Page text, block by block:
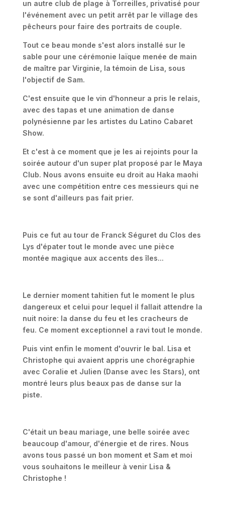
un autre club de plage à Torreilles, privatisé pour
l'événement avec un petit arrêt par le village des
pêcheurs pour faire des portraits de couple.
Tout ce beau monde s'est alors installé sur le
sable pour une cérémonie laïque menée de main
de maître par Virginie, la témoin de Lisa, sous
l'objectif de Sam.
C'est ensuite que le vin d'honneur a pris le relais,
avec des tapas et une animation de danse
polynésienne par les artistes du Latino Cabaret
Show.
Et c'est à ce moment que je les ai rejoints pour la
soirée autour d'un super plat proposé par le Maya
Club. Nous avons ensuite eu droit au Haka maohi
avec une compétition entre ces messieurs qui ne
se sont d'ailleurs pas fait prier.
Puis ce fut au tour de Franck Séguret du Clos des
Lys d'épater tout le monde avec une pièce
montée magique aux accents des îles...
Le dernier moment tahitien fut le moment le plus
dangereux et celui pour lequel il fallait attendre la
nuit noire: la danse du feu et les cracheurs de
feu. Ce moment exceptionnel a ravi tout le monde.
Puis vint enfin le moment d'ouvrir le bal. Lisa et
Christophe qui avaient appris une chorégraphie
avec Coralie et Julien (Danse avec les Stars), ont
montré leurs plus beaux pas de danse sur la
piste.
C'était un beau mariage, une belle soirée avec
beaucoup d'amour, d'énergie et de rires. Nous
avons tous passé un bon moment et Sam et moi
vous souhaitons le meilleur à venir Lisa &
Christophe !